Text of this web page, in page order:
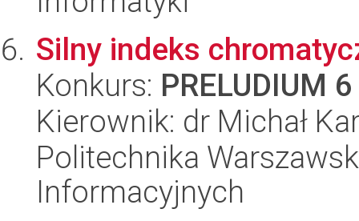
Silny indeks
Konkurs: PRELUDIUM 6
Kierownik: dr Michał
Politechnika
Informacyjnych